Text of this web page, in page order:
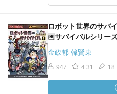
ロボット世界のサバ
画サバイバルシリー
金政郁 韓賢東
947 4.31 18